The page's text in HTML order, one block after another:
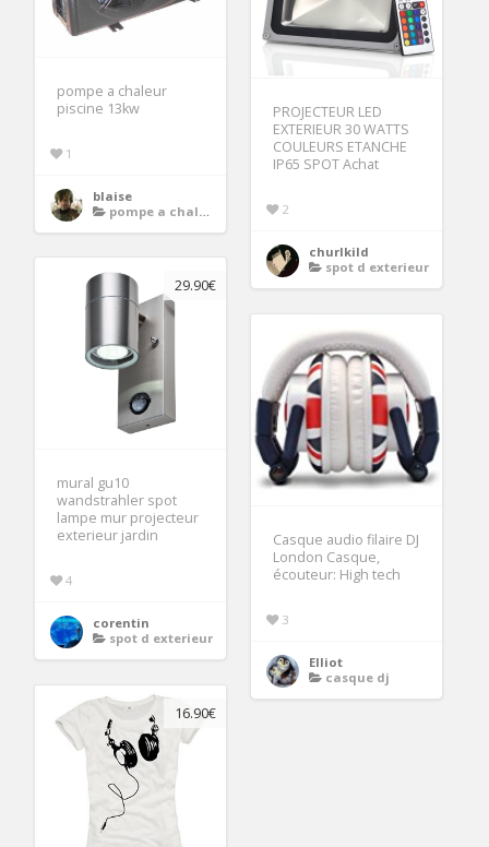
pompe a chaleur
piscine 13kw
1
blaise
pompe a chaleur air eau
PROJECTEUR LED
EXTERIEUR 30 WATTS
COULEURS ETANCHE
IP65 SPOT Achat
2
churlkild
spot d exterieur
29.90€
mural gu10
wandstrahler spot
lampe mur projecteur
exterieur jardin
4
corentin
spot d exterieur
Casque audio filaire DJ
London Casque,
écouteur: High tech
3
Elliot
casque dj
16.90€